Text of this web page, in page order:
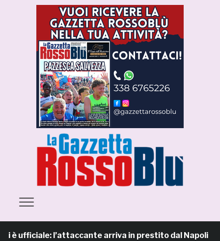
ufficiale: l’attaccante arriva in prestito dal Napoli